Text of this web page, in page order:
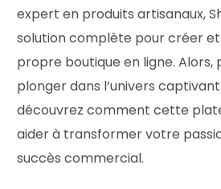
expert en produits artisanaux,
solution complète pour créer
propre boutique en ligne.
plonger dans l’univers
découvrez comment cette
aider à transformer votre
succès commercial.